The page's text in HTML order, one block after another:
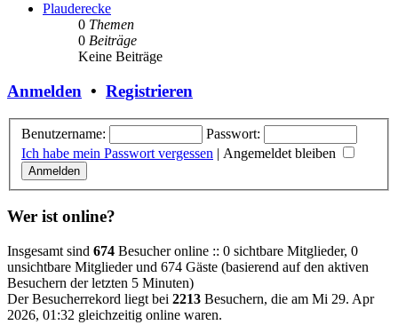
Plauderecke
0 Themen
0 Beiträge
Keine Beiträge
Anmelden • Registrieren
Benutzername:
Passwort:
Ich habe mein Passwort vergessen | Angemeldet bleiben
Wer ist online?
Insgesamt sind 674 Besucher online :: 0 sichtbare Mitglieder, 0
unsichtbare Mitglieder und 674 Gäste (basierend auf den aktiven
Besuchern der letzten 5 Minuten)
Der Besucherrekord liegt bei 2213 Besuchern, die am Mi 29. Apr
2026, 01:32 gleichzeitig online waren.